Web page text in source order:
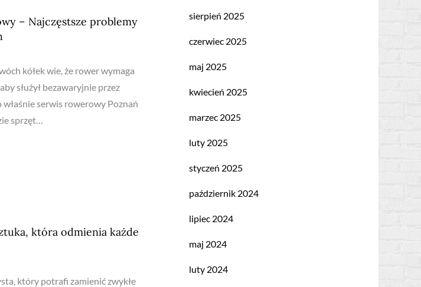
– Najczęstsze problemy
kółek wie, że rower wymaga
służył bezawaryjnie przez
właśnie serwis rowerowy Poznań
sprzęt…
która odmienia każde
który potrafi zamienić zwykłe
sierpień 2025
czerwiec 2025
maj 2025
kwiecień 2025
marzec 2025
luty 2025
styczeń 2025
październik 2024
lipiec 2024
maj 2024
luty 2024